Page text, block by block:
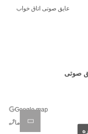
عایق صوتی اتاق خواب
صوتی
Google map
تماس با ما